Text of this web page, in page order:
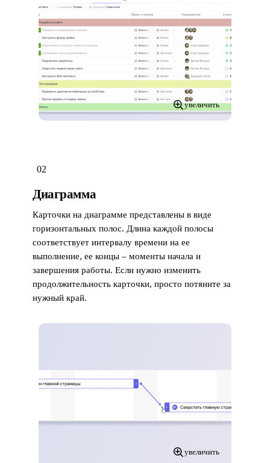
увеличить
02
Диаграмма
Карточки на диаграмме представлены в виде
горизонтальных полос. Длина каждой полосы
соответствует интервалу времени на ее
выполнение, ее концы – моменты начала и
завершения работы. Если нужно изменить
продолжительность карточки, просто потяните за
нужный край.
увеличить